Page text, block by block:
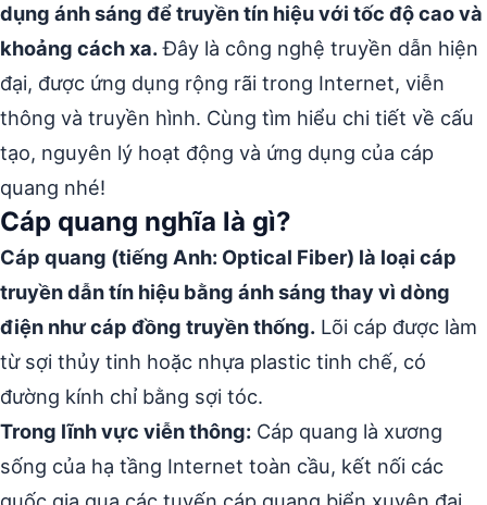
dụng ánh sáng để truyền tín hiệu với tốc độ cao và
khoảng cách xa.Đây là công nghệ truyền dẫn hiện
đại, được ứng dụng rộng rãi trong Internet, viễn
thông và truyền hình. Cùng tìm hiểu chi tiết về cấu
tạo, nguyên lý hoạt động và ứng dụng của cáp
quang nhé!
Cáp quang nghĩa là gì?
Cáp quang (tiếng Anh: Optical Fiber) là loại cáp
truyền dẫn tín hiệu bằng ánh sáng thay vì dòng
điện như cáp đồng truyền thống. Lõi cáp được làm
từ sợi thủy tinh hoặc nhựa plastic tinh chế, có
đường kính chỉ bằng sợi tóc.
Trong lĩnh vực viễn thông: Cáp quang là xương
sống của hạ tầng Internet toàn cầu, kết nối các